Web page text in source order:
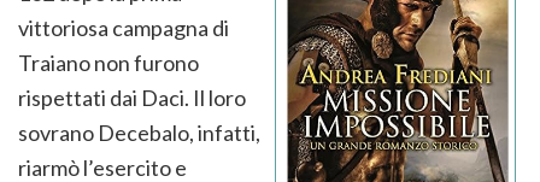
vittoriosa campagna di
Traiano non furono
rispettati dai Daci. Il loro
sovrano Decebalo, infatti,
riarmò l’esercito e